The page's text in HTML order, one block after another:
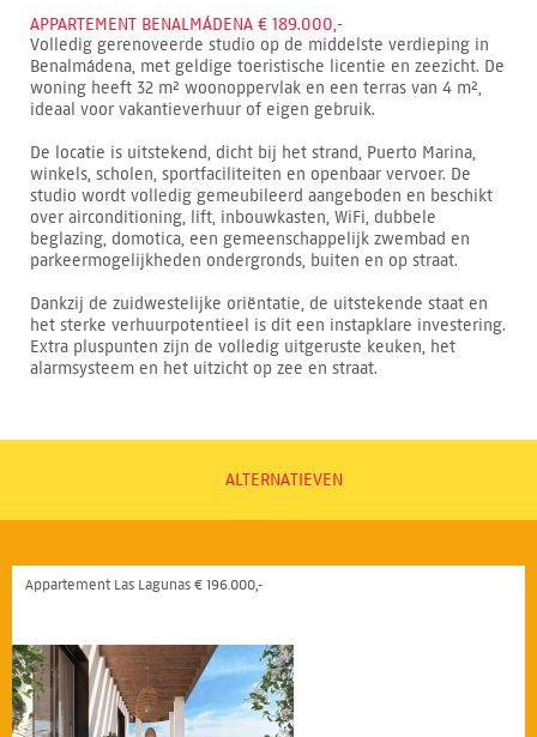
APPARTEMENT BENALMÁDENA € 189.000,-
Volledig gerenoveerde studio op de middelste verdieping in
Benalmádena, met geldige toeristische licentie en zeezicht. De
woning heeft 32 m² woonoppervlak en een terras van 4 m²,
ideaal voor vakantieverhuur of eigen gebruik.
De locatie is uitstekend, dicht bij het strand, Puerto Marina,
winkels, scholen, sportfaciliteiten en openbaar vervoer. De
studio wordt volledig gemeubileerd aangeboden en beschikt
over airconditioning, lift, inbouwkasten, WiFi, dubbele
beglazing, domotica, een gemeenschappelijk zwembad en
parkeermogelijkheden ondergronds, buiten en op straat.
Dankzij de zuidwestelijke oriëntatie, de uitstekende staat en
het sterke verhuurpotentieel is dit een instapklare investering.
Extra pluspunten zijn de volledig uitgeruste keuken, het
alarmsysteem en het uitzicht op zee en straat.
ALTERNATIEVEN
Appartement Las Lagunas € 196.000,-